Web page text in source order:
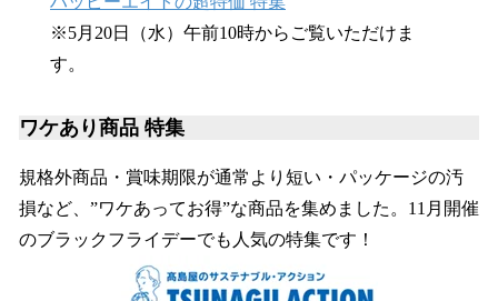
※5月20日（水）午前10時からご覧いただけま
す。
ワケあり商品 特集
規格外商品・賞味期限が通常より短い・パッケージの汚
損など、”ワケあってお得”な商品を集めました。11月開催
のブラックフライデーでも人気の特集です！